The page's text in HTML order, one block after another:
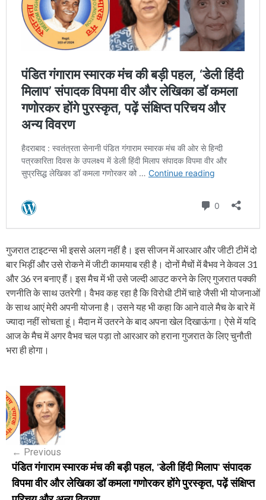
गुजरात टाइटन्स भी इससे अलग नहीं है। इस सीजन में आरआर और जीटी टीमें दो
बार भिड़ीं और उसे रोकने में जीटी कामयाब रही है। दोनों मैचों में बैभव ने केवल 31
और 36 रन बनाए हैं। इस मैच में भी उसे जल्दी आउट करने के लिए गुजरात पक्की
रणनीति के साथ उतरेगी। वैभव कह रहा है कि विरोधी टीमें चाहे जैसी भी योजनाओं
के साथ आएं मेरी अपनी योजना है। उसने यह भी कहा कि आने वाले मैच के बारे में
ज्यादा नहीं सोचता हूं। मैदान में उतरने के बाद अपना खेल दिखाऊंगा। ऐसे में यदि
आज के मैच में अगर वैभव चल पड़ा तो आरआर को हराना गुजरात के लिए चुनौती
भरा ही होगा।
P
o
s
n
← Previous
पंडित गंगाराम स्मारक मंच की बड़ी पहल, 'डेली हिंदी मिलाप' संपादक
विपमा वीर और लेखिका डॉ कमला गणोरकर होंगे पुरस्कृत, पढ़ें संक्षिप्त